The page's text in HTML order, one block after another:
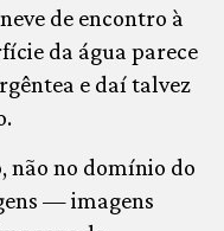
de encontro à
da água parece
e daí talvez
não no domínio do
— imagens